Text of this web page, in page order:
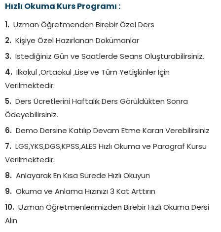
Hızlı Okuma Kurs Programı :
Uzman Öğretmenden Birebir Özel Ders
Kişiye Özel Hazırlanan Dokümanlar
İstediğiniz Gün ve Saatlerde Seans Oluşturabilirsiniz.
İlkokul ,Ortaokul ,Lise ve Tüm Yetişkinler İçin
Verilmektedir.
Ders Ücretlerini Haftalık Ders Görüldükten Sonra
Ödeyebilirsiniz.
Demo Dersine Katılıp Devam Etme Kararı Verebilirsiniz
LGS,YKS,DGS,KPSS,ALES Hızlı Okuma ve Paragraf Kursu
Verilmektedir.
Anlayarak En Kısa Sürede Hızlı Okuyun
Okuma ve Anlama Hızınızı 3 Kat Arttırın
Uzman Öğretmenlerimizden Birebir Hızlı Okuma Dersi
Alın